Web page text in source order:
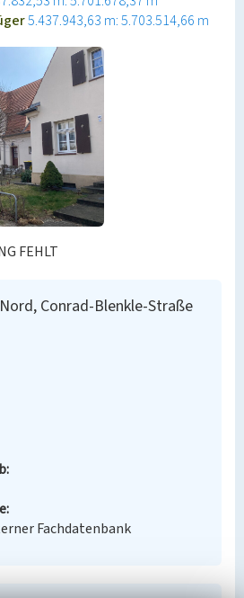
5.437.943,63 m: 5.703.514,66 m
FEHLT
Conrad-Blenkle-Straße
Fachdatenbank